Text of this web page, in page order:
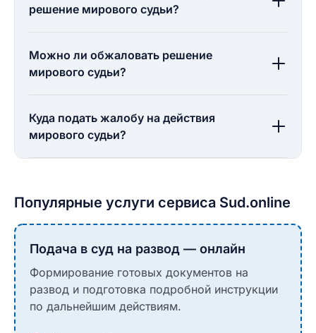
решение мирового судьи?
Можно ли обжаловать решение
мирового судьи?
Куда подать жалобу на действия
мирового судьи?
Популярные услуги сервиса Sud.online
Подача в суд на развод — онлайн
Формирование готовых документов на
развод и подготовка подробной инструкции
по дальнейшим действиям.